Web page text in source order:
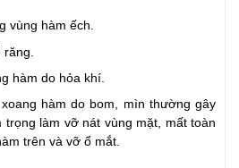
vùng hàm ếch.
hàm do hỏa khí.
hàm do bom, mìn thường gây
trọng làm vỡ nát vùng mặt, mất toàn
trên và vỡ ổ mắt.